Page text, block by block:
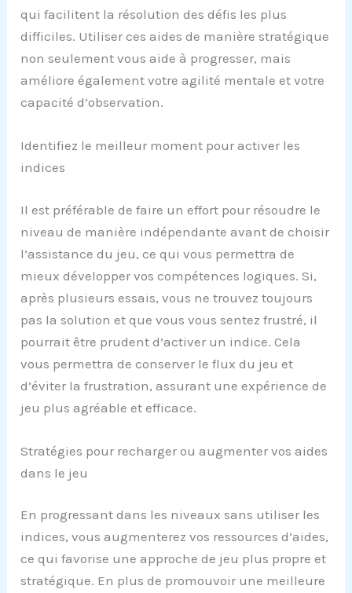
qui facilitent la résolution des défis les plus
difficiles. Utiliser ces aides de manière stratégique
non seulement vous aide à progresser, mais
améliore également votre agilité mentale et votre
capacité d’observation.
Identifiez le meilleur moment pour activer les
indices
Il est préférable de faire un effort pour résoudre le
niveau de manière indépendante avant de choisir
l’assistance du jeu, ce qui vous permettra de
mieux développer vos compétences logiques. Si,
après plusieurs essais, vous ne trouvez toujours
pas la solution et que vous vous sentez frustré, il
pourrait être prudent d’activer un indice. Cela
vous permettra de conserver le flux du jeu et
d’éviter la frustration, assurant une expérience de
jeu plus agréable et efficace.
Stratégies pour recharger ou augmenter vos aides
dans le jeu
En progressant dans les niveaux sans utiliser les
indices, vous augmenterez vos ressources d’aides,
ce qui favorise une approche de jeu plus propre et
stratégique. En plus de promouvoir une meilleure